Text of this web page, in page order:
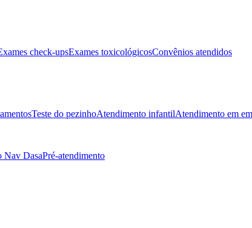
check-upsExames toxicológicosConvênios atendidos
Teste do pezinhoAtendimento infantilAtendimento em
Nav DasaPré-atendimento